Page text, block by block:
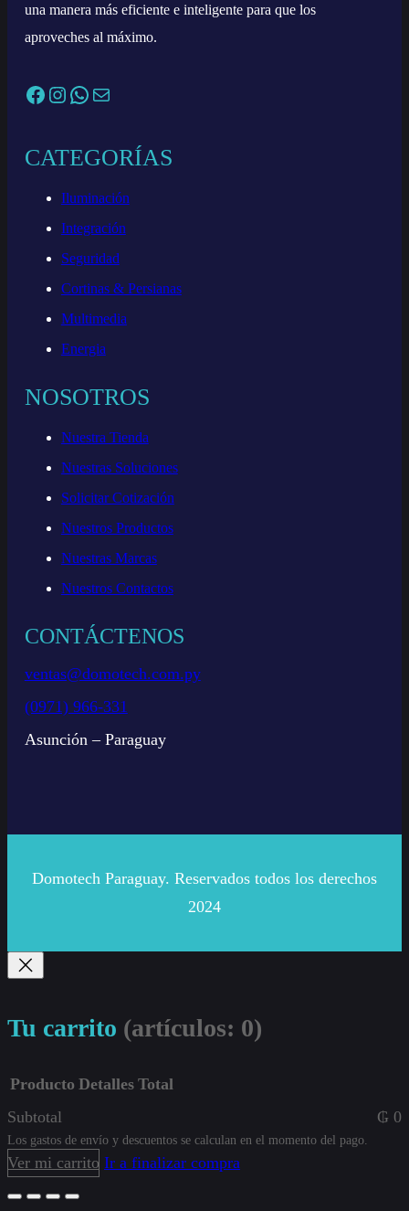
una manera más eficiente e inteligente para que los
aproveches al máximo.
Facebook Instagram WhatsApp Correo electrónico
CATEGORÍAS
Iluminación
Integración
Seguridad
Cortinas & Persianas
Multimedia
Energia
NOSOTROS
Nuestra Tienda
Nuestras Soluciones
Solicitar Cotización
Nuestros Productos
Nuestras Marcas
Nuestros Contactos
CONTÁCTENOS
ventas@domotech.com.py
(0971) 966-331
Asunción – Paraguay
Domotech Paraguay. Reservados todos los derechos
2024
Tu carrito (artículos: 0)
Productos
del
Producto Detalles Total
Subtotal
₲ 0
Los gastos de envío y descuentos se calculan en el momento del pago.
Ver mi carrito Ir a finalizar compra